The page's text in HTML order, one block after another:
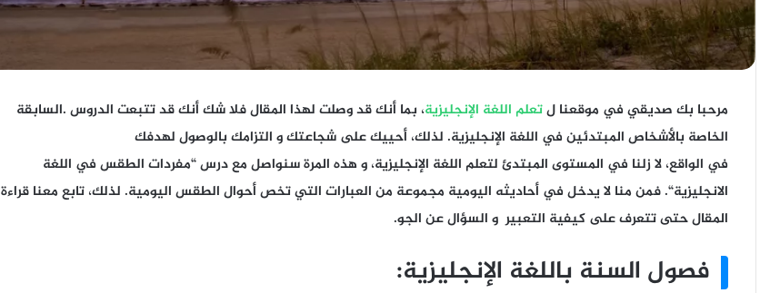
مرحبا بك صديقي في موقعنا لتعلم اللغة الإنجليزية، بما أنك قد وصلت لهذا المقال فلا شك أنك قد تتبعت الدروس .السابقة
الخاصة بالأشخاص المبتدئين في اللغة الإنجليزية. لذلك، أحييك على شجاعتك و التزامك بالوصول لهدفك
في الواقع، لا زلنا في المستوى المبتدئ لتعلم اللغة الإنجليزية، و هذه المرة سنواصل مع درس “مفردات الطقس في اللغة
الانجليزية“. فمن منا لا يدخل في أحاديثه اليومية مجموعة من العبارات التي تخص أحوال الطقس اليومية. لذلك، تابع معنا قراءة
المقال حتى تتعرف على كيفية التعبير و السؤال عن الجو.
فصول السنة باللغة الإنجليزية: